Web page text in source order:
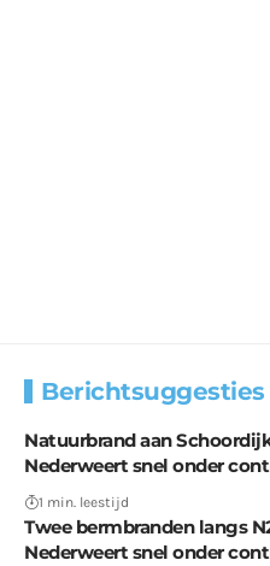
Berichtsuggesties
Natuurbrand aan
Nederweert snel onder
1 min. leestijd
Twee bermbranden langs
Nederweert snel onder